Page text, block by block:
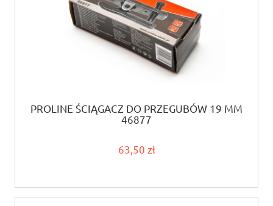
PROLINE ŚCIĄGACZ DO PRZEGUBÓW 19 MM
46877
63,50 zł